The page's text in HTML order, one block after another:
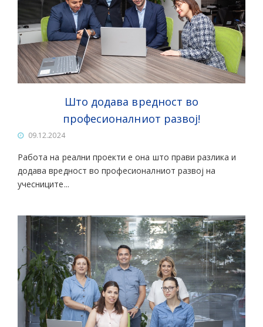
Што додава вредност во
професионалниот развој!
09.12.2024
Работа на реални проекти е она што прави разлика и
додава вредност во професионалниот развој на
учесниците...